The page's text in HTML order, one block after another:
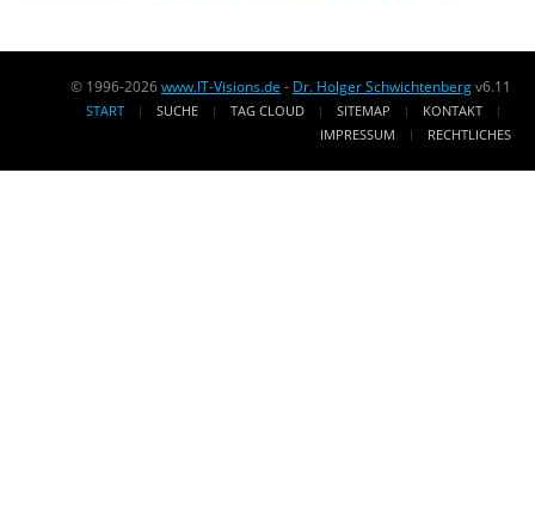
© 1996-2026www.IT-Visions.de - Dr. Holger Schwichtenbergv6.11
START SUCHE TAG CLOUD SITEMAP
KONTAKT
IMPRESSUM
RECHTLICHES